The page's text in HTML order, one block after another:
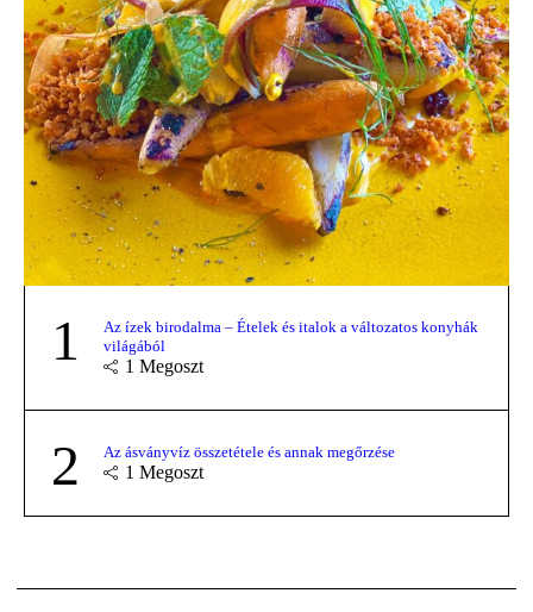
1
Az ízek birodalma – Ételek és italok a változatos konyhák
világából
1 Megoszt
2 Az ásványvíz összetétele és annak megőrzése
1 Megoszt